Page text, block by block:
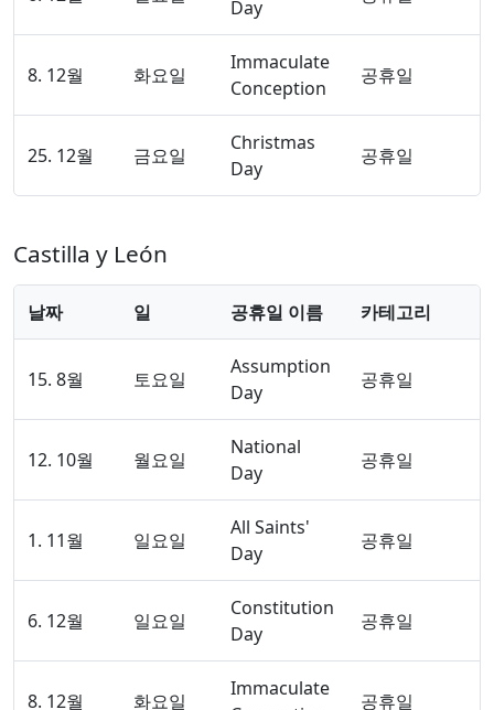
Day
8. 12월 화요일
Immaculate
Conception
공휴일
25. 12월 금요일
Christmas
Day
공휴일
Castilla y León
날짜 일 공휴일 이름 카테고리
15. 8월 토요일
Assumption
Day
공휴일
12. 10월 월요일
National
Day
공휴일
1. 11월 일요일
All Saints'
Day
공휴일
6. 12월 일요일
Constitution
Day
공휴일
8. 12월 화요일
Immaculate
공휴일